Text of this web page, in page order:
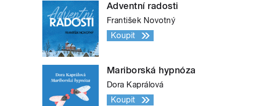
Adventní radosti
František Novotný
Koupit
Mariborská hypnóza
Dora Kaprálová
Koupit